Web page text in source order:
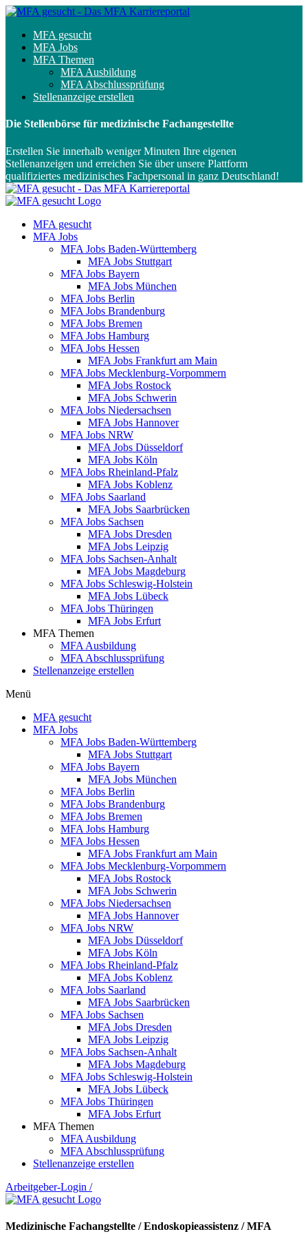
MFA gesucht
MFA Jobs
MFA Themen
MFA Ausbildung
MFA Abschlussprüfung
Stellenanzeige erstellen
Die Stellenbörse für medizinische Fachangestellte
Erstellen Sie innerhalb weniger Minuten Ihre eigenen
Stellenanzeigen und erreichen Sie über unsere Plattform
qualifiziertes medizinisches Fachpersonal in ganz Deutschland!
MFA gesucht
MFA Jobs
MFA Jobs Baden-Württemberg
MFA Jobs Stuttgart
MFA Jobs Bayern
MFA Jobs München
MFA Jobs Berlin
MFA Jobs Brandenburg
MFA Jobs Bremen
MFA Jobs Hamburg
MFA Jobs Hessen
MFA Jobs Frankfurt am Main
MFA Jobs Mecklenburg-Vorpommern
MFA Jobs Rostock
MFA Jobs Schwerin
MFA Jobs Niedersachsen
MFA Jobs Hannover
MFA Jobs NRW
MFA Jobs Düsseldorf
MFA Jobs Köln
MFA Jobs Rheinland-Pfalz
MFA Jobs Koblenz
MFA Jobs Saarland
MFA Jobs Saarbrücken
MFA Jobs Sachsen
MFA Jobs Dresden
MFA Jobs Leipzig
MFA Jobs Sachsen-Anhalt
MFA Jobs Magdeburg
MFA Jobs Schleswig-Holstein
MFA Jobs Lübeck
MFA Jobs Thüringen
MFA Jobs Erfurt
MFA Themen
MFA Ausbildung
MFA Abschlussprüfung
Stellenanzeige erstellen
Menü
MFA gesucht
MFA Jobs
MFA Jobs Baden-Württemberg
MFA Jobs Stuttgart
MFA Jobs Bayern
MFA Jobs München
MFA Jobs Berlin
MFA Jobs Brandenburg
MFA Jobs Bremen
MFA Jobs Hamburg
MFA Jobs Hessen
MFA Jobs Frankfurt am Main
MFA Jobs Mecklenburg-Vorpommern
MFA Jobs Rostock
MFA Jobs Schwerin
MFA Jobs Niedersachsen
MFA Jobs Hannover
MFA Jobs NRW
MFA Jobs Düsseldorf
MFA Jobs Köln
MFA Jobs Rheinland-Pfalz
MFA Jobs Koblenz
MFA Jobs Saarland
MFA Jobs Saarbrücken
MFA Jobs Sachsen
MFA Jobs Dresden
MFA Jobs Leipzig
MFA Jobs Sachsen-Anhalt
MFA Jobs Magdeburg
MFA Jobs Schleswig-Holstein
MFA Jobs Lübeck
MFA Jobs Thüringen
MFA Jobs Erfurt
MFA Themen
MFA Ausbildung
MFA Abschlussprüfung
Stellenanzeige erstellen
Arbeitgeber-Login /
Medizinische Fachangstellte / Endoskopieassistenz / MFA